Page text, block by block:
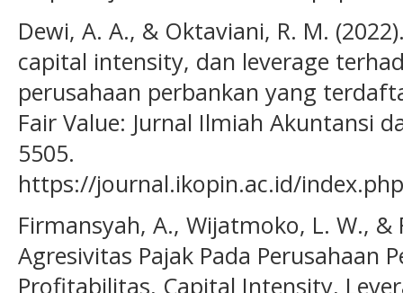
Dewi, A. A., & Oktaviani, R. M.
capital intensity, dan leverage
perusahaan perbankan yang
Fair Value: Jurnal Ilmiah Akuntansi
5505.
https://journal.ikopin.ac.id/
Firmansyah, A., Wijatmoko, L. W., &
Agresivitas Pajak Pada Perusahaan
Profitabilitas, Capital Intensity,